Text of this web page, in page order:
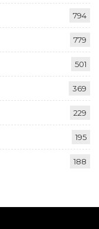
794
779
501
369
229
195
188